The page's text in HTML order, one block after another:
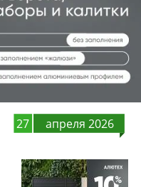
27 апреля 2026